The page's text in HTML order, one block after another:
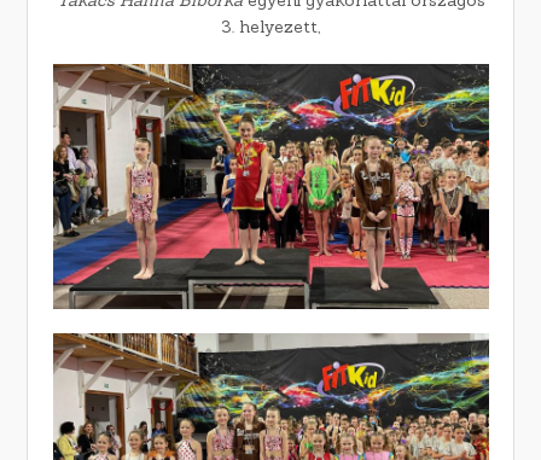
3. helyezett,